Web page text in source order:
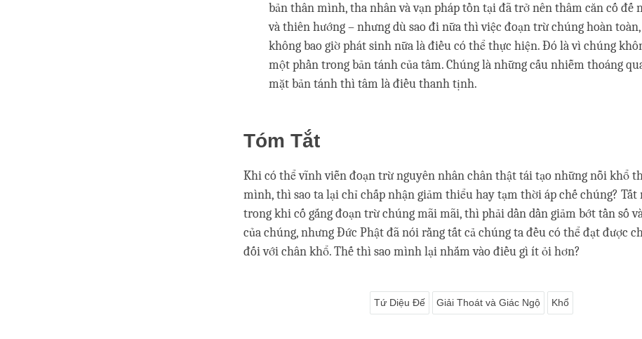
bản thân mình, tha nhân và vạn pháp tồn tại đã trở nên thâm căn cố đế
và thiên hướng – nhưng dù sao đi nữa thì việc đoạn trừ chúng hoàn
không bao giờ phát sinh nữa là điều có thể thực hiện. Đó là vì chúng
một phần trong bản tánh của tâm. Chúng là những cấu nhiễm thoáng
mặt bản tánh thì tâm là điều thanh tịnh.
Tóm Tắt
Khi có thể vĩnh viễn đoạn trừ nguyên nhân chân thật tái tạo những nỗi khổ
mình, thì sao ta lại chỉ chấp nhận giảm thiểu hay tạm thời áp chế chúng? Tất
trong khi cố gắng đoạn trừ chúng mãi mãi, thì phải dần dần giảm bớt tần số
của chúng, nhưng Đức Phật đã nói rằng tất cả chúng ta đều có thể đạt được
đối với chân khổ. Thế thì sao mình lại nhắm vào điều gì ít ỏi hơn?
Tứ Diệu Đế Giải Thoát và Giác Ngộ Khổ